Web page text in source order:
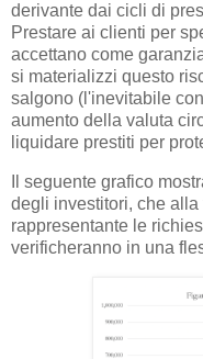
derivante dai cicli di
Prestare ai clienti per
accettano come
si materializzi questo
salgono (l'inevitabile
aumento della valuta
liquidare prestiti per
Il seguente grafico
degli investitori, che
rappresentante le
verificheranno in una